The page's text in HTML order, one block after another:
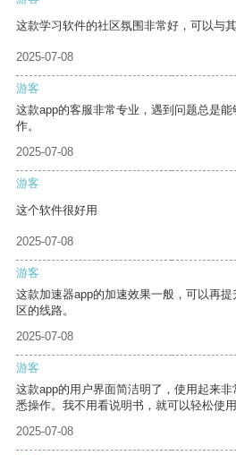
这款学习软件的社区氛围非常好，可以与
2025-07-08
游客
这款app的客服非常专业，遇到问题总是
作。
2025-07-08
游客
这个软件很好用
2025-07-08
游客
这款加速器app的加速效果一般，可以再
区的线路。
2025-07-08
游客
这款app的用户界面简洁明了，使用起来
悉操作。我不用看说明书，就可以轻松使用
2025-07-08